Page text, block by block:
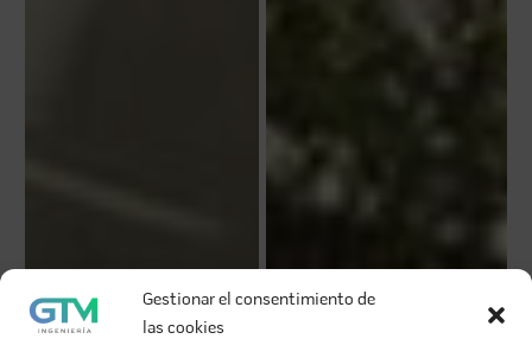
Gestionar el consentimiento de
las cookies